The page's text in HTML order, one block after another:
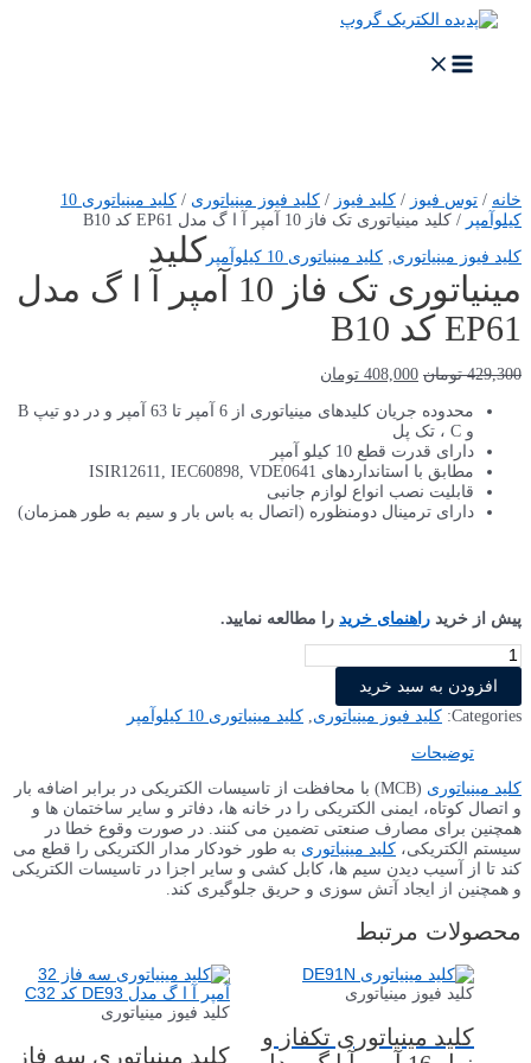
پرش
MAIN
MENU
خانه / توس فیوز / کلید فیوز / کلید فیوز مینیاتوری /
کلید مینیاتوری 10
کیلو‌آمپر / کلید مینیاتوری تک فاز 10 آمپر آ ا گ مدل EP61 کد B10
کلید فیوز مینیاتوری, کلید مینیاتوری 10 کیلو‌آمپر
کلید
مینیاتوری تک فاز 10 آمپر آ ا گ مدل
EP61 کد B10
429,300 تومان قیمت
429,300 تومان
بود.
408,000 تومان
408,000 تومان
محدوده جریان کلیدهای مینیاتوری از 6 آمپر تا 63 آمپر و در دو تیپ B
و C ، تک پل
دارای قدرت قطع 10 کیلو آمپر
مطابق با استانداردهای ISIR12611, IEC60898, VDE0641
قابلیت نصب انواع لوازم جانبی
دارای ترمینال دومنظوره (اتصال به باس بار و سیم به طور همزمان)
پیش از خرید راهنمای خرید را مطالعه نمایید.
کلید
مینیاتوری
فاز
ا
گ
مدل
EP61
کد
B10
عدد
افزودن به سبد خرید
Categories: کلید فیوز مینیاتوری, کلید مینیاتوری 10 کیلو‌آمپر
توضیحات
کلید مینیاتوری
(MCB) با محافظت از تاسیسات الکتریکی در برابر اضافه بار
و اتصال کوتاه، ایمنی الکتریکی را در خانه ها، دفاتر و سایر ساختمان ها و
همچنین برای مصارف صنعتی تضمین می کنند. در صورت وقوع خطا در
سیستم الکتریکی، کلید مینیاتوری به طور خودکار مدار الکتریکی را قطع می
کند تا از آسیب دیدن سیم ها، کابل کشی و سایر اجزا در تاسیسات الکتریکی
و همچنین از ایجاد آتش سوزی و حریق جلوگیری کند.
محصولات مرتبط
کلید فیوز مینیاتوری
کلید مینیاتوری تکفاز و
کلید فیوز مینیاتوری
کلید مینیاتوری سه فاز